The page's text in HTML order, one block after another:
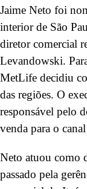
Jaime Neto foi
interior de São
diretor comercial
Levandowski.
MetLife decidiu
das regiões. O
responsável pelo
venda para o
Neto atuou como
passado pela